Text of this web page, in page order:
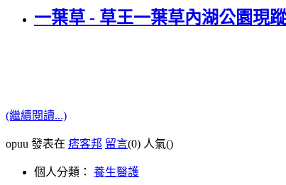
一葉草 - 草王一葉草內湖公園現
(繼續閱讀...)
opuu 發表在 痞客邦 留言(0) 人氣()
個人分類： 養生醫護